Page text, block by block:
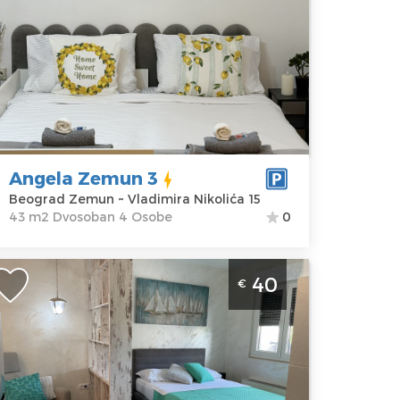
15
55 €
Gosti:
4
Kvadratura :43
m2
Struktura :
Dvosoban
Angela Zemun 3
Beograd Zemun ~ Vladimira Nikolića 15
43 m2 Dvosoban 4 Osobe
0
Apartman Mara Zemun Beograd
Gosti:2
Kvadratura :28
€ 40